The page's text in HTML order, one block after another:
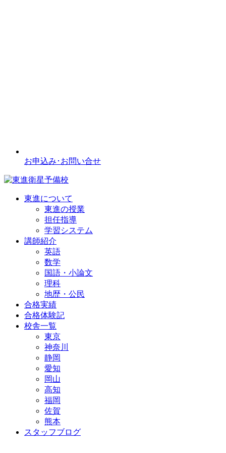
お申込み･お問い合せ
東進について
東進の授業
担任指導
学習システム
講師紹介
英語
数学
国語・小論文
理科
地歴・公民
合格実績
合格体験記
校舎一覧
東京
神奈川
静岡
愛知
岡山
高知
福岡
佐賀
熊本
スタッフブログ